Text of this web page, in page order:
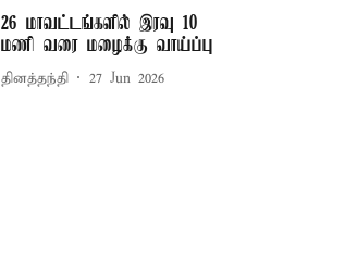
26 மாவட்டங்களில் இரவு 10
மணி வரை மழைக்கு வாய்ப்பு
தினத்தந்தி 27 Jun 2026